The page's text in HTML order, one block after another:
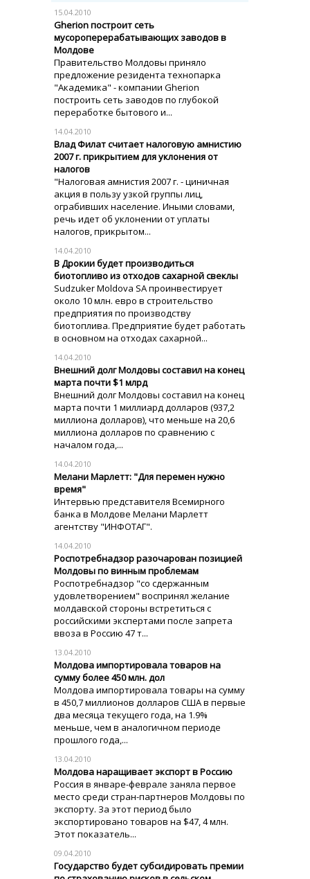
15.04.2010
Gherion построит сеть
мусороперерабатывающих заводов в
Молдове
Правительство Молдовы приняло
предложение резидента технопарка
"Академика" - компании Gherion
построить сеть заводов по глубокой
переработке бытового и...
14.04.2010
Влад Филат считает налоговую амнистию
2007 г. прикрытием для уклонения от
налогов
"Налоговая амнистия 2007 г. - циничная
акция в пользу узкой группы лиц,
ограбивших население. Иными словами,
речь идет об уклонении от уплаты
налогов, прикрытом...
14.04.2010
В Дрокии будет производиться
биотопливо из отходов сахарной свеклы
Sudzuker Moldova SA проинвестирует
около 10 млн. евро в строительство
предприятия по производству
биотоплива. Предприятие будет работать
в основном на отходах сахарной...
14.04.2010
Внешний долг Молдовы составил на конец
марта почти $1 млрд
Внешний долг Молдовы составил на конец
марта почти 1 миллиард долларов (937,2
миллиона долларов), что меньше на 20,6
миллиона долларов по сравнению с
началом года,...
14.04.2010
Мелани Марлетт: "Для перемен нужно
время"
Интервью представителя Всемирного
банка в Молдове Мелани Марлетт
агентству "ИНФОТАГ".
14.04.2010
Роспотребнадзор разочарован позицией
Молдовы по винным проблемам
Роспотребнадзор "со сдержанным
удовлетворением" воспринял желание
молдавской стороны встретиться с
российскими экспертами после запрета
ввоза в Россию 47 т...
13.04.2010
Молдова импортировала товаров на
сумму более 450 млн. дол
Молдова импортировала товары на сумму
в 450,7 миллионов долларов США в первые
два месяца текущего года, на 1.9%
меньше, чем в аналогичном периоде
прошлого года,...
13.04.2010
Молдова наращивает экспорт в Россию
Россия в январе-феврале заняла первое
место среди стран-партнеров Молдовы по
экспорту. За этот период было
экспортировано товаров на $47, 4 млн.
Этот показатель...
09.04.2010
Государство будет субсидировать премии